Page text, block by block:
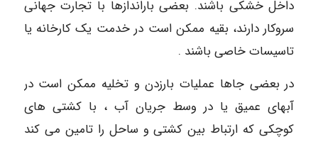
داخل خشکی باشند. بعضی باراندازها با تجارت جهانی
سروکار دارند، بقیه ممکن است در خدمت یک کارخانه یا
تاسیسات خاصی باشند .
در بعضی جاها عملیات بارزدن و تخلیه ممکن است در
آبهای عمیق یا در وسط جریان آب ، با کشتی های
کوچکی که ارتباط بین کشتی و ساحل را تامین می کند